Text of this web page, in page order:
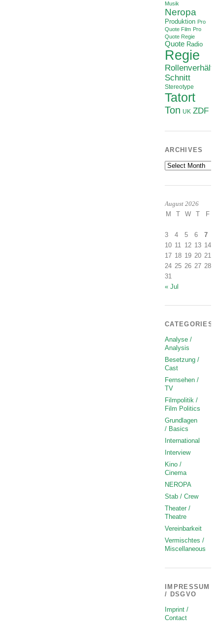
Musik
Neropa
Produktion Pro
Quote Film Pro
Quote Regie
Quote Radio
Regie
Schnitt
Stereotype
Tatort
Ton UK ZDF
ARCHIVES
Archives
August 2026
M T W T F
3
4 5 6 7
10 11 12 13 14
17 18 19 20 21
24 25 26 27 28
31
« Jul
CATEGORIES
Analyse /
Analysis
Besetzung /
Cast
Fernsehen /
TV
Filmpolitik /
Film Politics
Grundlagen
/ Basics
International
Interview
Kino /
Cinema
NEROPA
Stab / Crew
Theater /
Theatre
Vereinbarkeit
Vermischtes /
Miscellaneous
IMPRESSUM
/ DSGVO
Imprint /
Contact